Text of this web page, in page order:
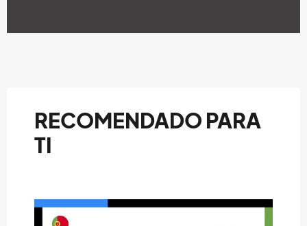
RECOMENDADO PARA
TI